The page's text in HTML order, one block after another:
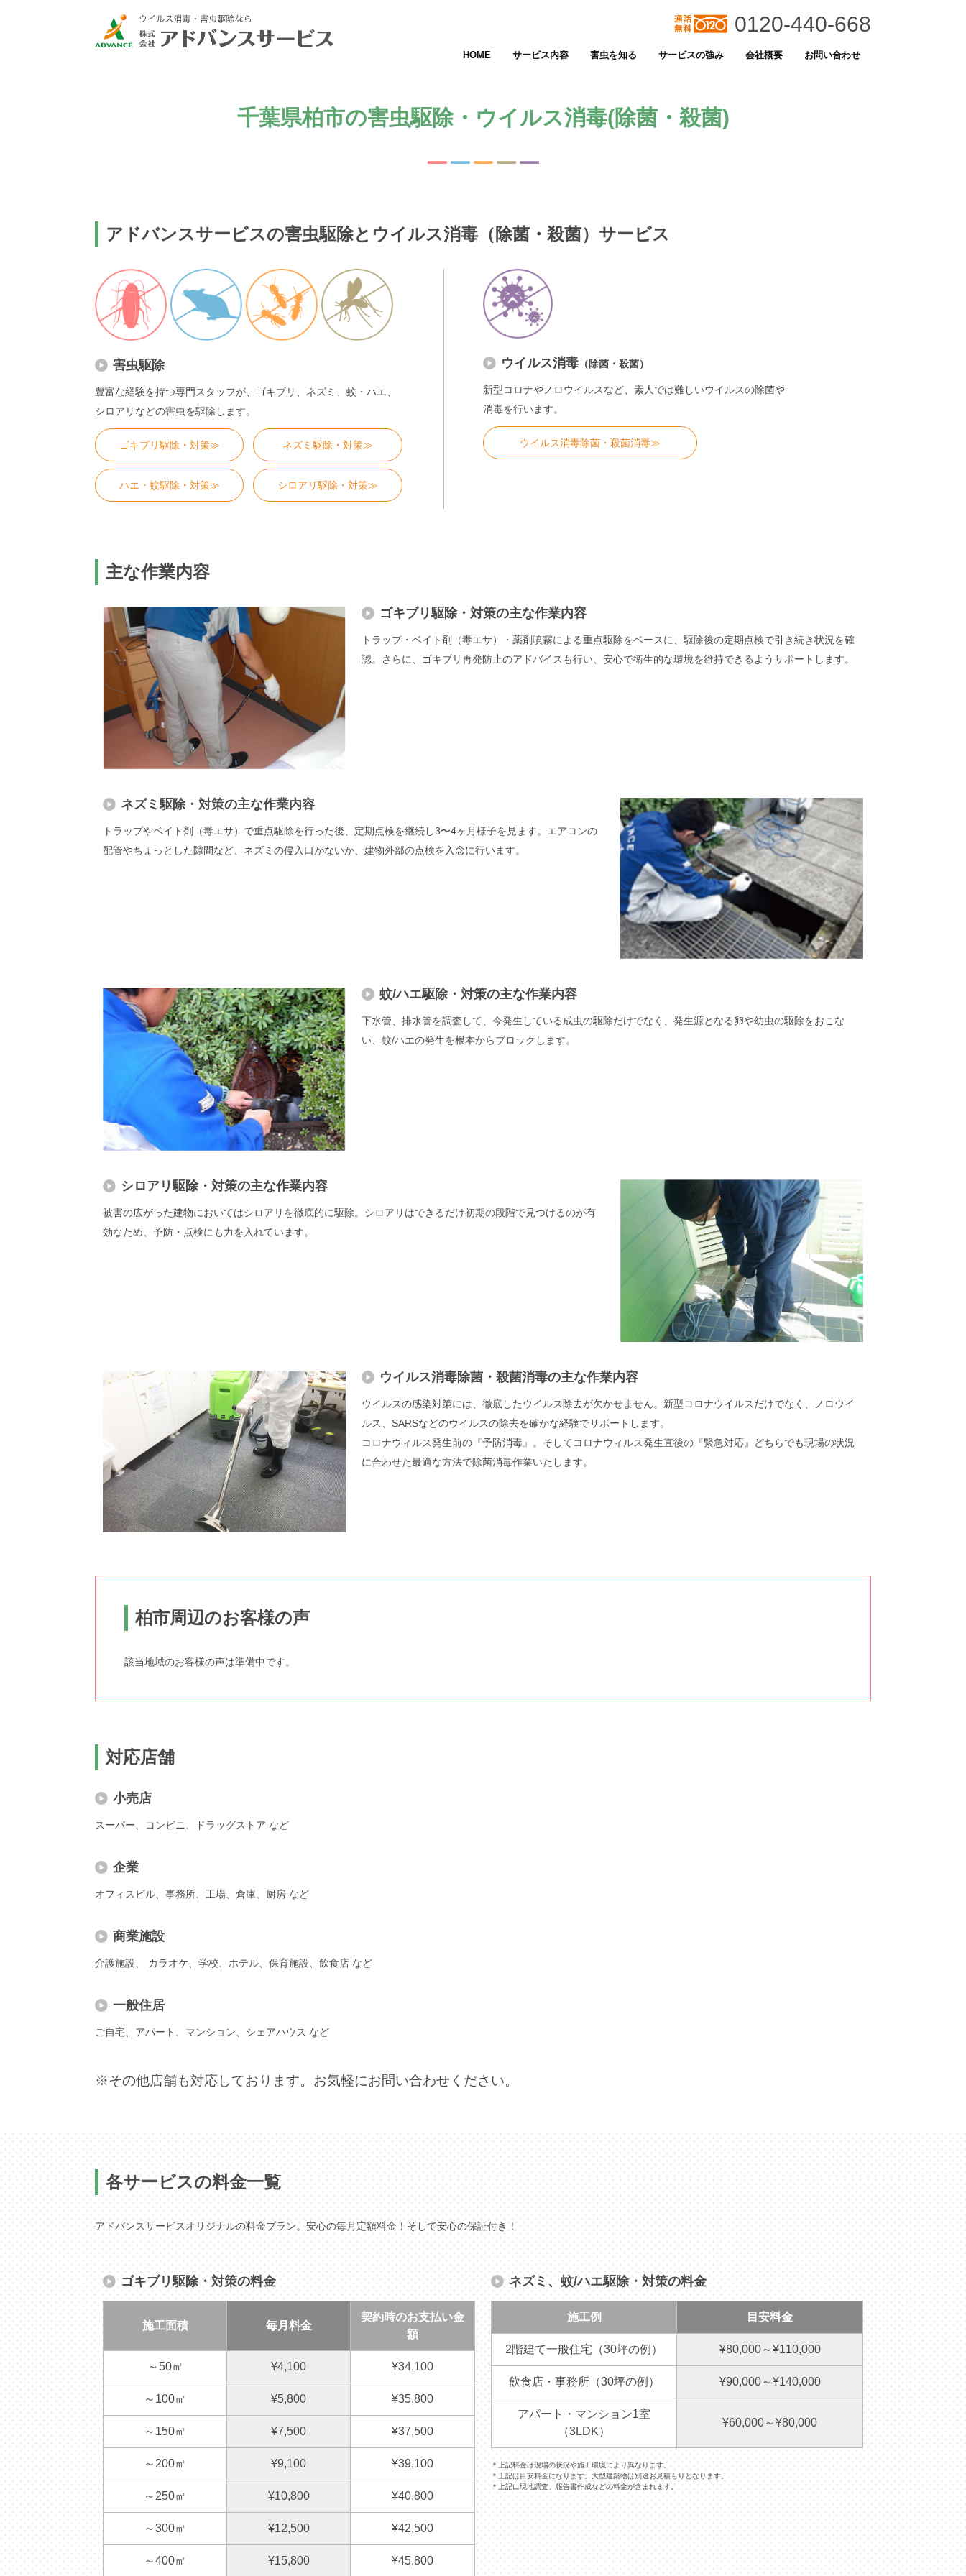
0120-440-668
HOME サービス内容 害虫を知る サービスの強み 会社概要 お問い合わせ
千葉県柏市の害虫駆除・ウイルス消毒(除菌・殺菌)
アドバンスサービスの害虫駆除とウイルス消毒（除菌・殺菌）サービス
害虫駆除
豊富な経験を持つ専門スタッフが、ゴキブリ、ネズミ、蚊・ハエ、
シロアリなどの害虫を駆除します。
ゴキブリ駆除・対策≫ ネズミ駆除・対策≫
ハエ・蚊駆除・対策≫ シロアリ駆除・対策≫
ウイルス消毒 （除菌・殺菌）
新型コロナやノロウイルスなど、素人では難しいウイルスの除菌や
消毒を行います。
ウイルス消毒除菌・殺菌消毒≫
主な作業内容
ゴキブリ駆除・対策の主な作業内容
トラップ・ベイト剤（毒エサ）・薬剤噴霧による重点駆除をベースに、駆除後の定期点検で引き続き状況を確
認。さらに、ゴキブリ再発防止のアドバイスも行い、安心で衛生的な環境を維持できるようサポートします。
ネズミ駆除・対策の主な作業内容
トラップやベイト剤（毒エサ）で重点駆除を行った後、定期点検を継続し3〜4ヶ月様子を見ます。エアコンの
配管やちょっとした隙間など、ネズミの侵入口がないか、建物外部の点検を入念に行います。
蚊/ハエ駆除・対策の主な作業内容
下水管、排水管を調査して、今発生している成虫の駆除だけでなく、発生源となる卵や幼虫の駆除をおこな
い、蚊/ハエの発生を根本からブロックします。
シロアリ駆除・対策の主な作業内容
被害の広がった建物においてはシロアリを徹底的に駆除。シロアリはできるだけ初期の段階で見つけるのが有
効なため、予防・点検にも力を入れています。
ウイルス消毒除菌・殺菌消毒の主な作業内容
ウイルスの感染対策には、徹底したウイルス除去が欠かせません。新型コロナウイルスだけでなく、ノロウイ
ルス、SARSなどのウイルスの除去を確かな経験でサポートします。
コロナウィルス発生前の『予防消毒』。そしてコロナウィルス発生直後の『緊急対応』どちらでも現場の状況
に合わせた最適な方法で除菌消毒作業いたします。
柏市周辺のお客様の声
該当地域のお客様の声は準備中です。
対応店舗
小売店
スーパー、コンビニ、ドラッグストア など
企業
オフィスビル、事務所、工場、倉庫、厨房 など
商業施設
介護施設、 カラオケ、学校、ホテル、保育施設、飲食店 など
一般住居
ご自宅、アパート、マンション、シェアハウス など
※その他店舗も対応しております。お気軽にお問い合わせください。
各サービスの料金一覧
アドバンスサービスオリジナルの料金プラン。安心の毎月定額料金！そして安心の保証付き！
ゴキブリ駆除・対策の料金
施工面積 毎月料金
契約時のお支払い金
額
～50㎡ ¥4,100 ¥34,100
～100㎡ ¥5,800 ¥35,800
～150㎡ ¥7,500 ¥37,500
～200㎡ ¥9,100 ¥39,100
～250㎡ ¥10,800 ¥40,800
～300㎡ ¥12,500 ¥42,500
～400㎡ ¥15,800 ¥45,800
ネズミ、蚊/ハエ駆除・対策の料金
施工例 目安料金
2階建て一般住宅（30坪の例） ¥80,000～¥110,000
飲食店・事務所（30坪の例） ¥90,000～¥140,000
アパート・マンション1室
（3LDK）
¥60,000～¥80,000
＊上記料金は現場の状況や施工環境により異なります。
＊上記は目安料金になります。大型建築物は別途お見積もりとなります。
＊上記に現地調査、報告書作成などの料金が含まれます。